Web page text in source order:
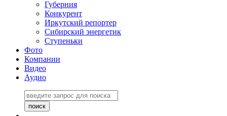
Губерния
Конкурент
Иркутский репортер
Сибирский энергетик
Ступеньки
Фото
Компании
Видео
Аудио